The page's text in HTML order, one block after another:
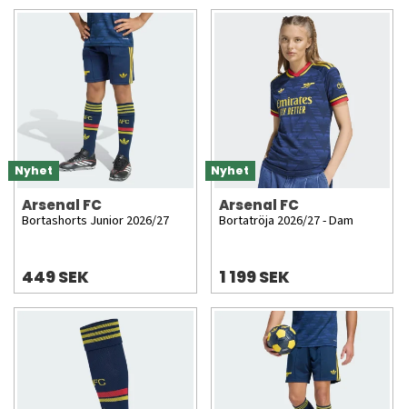
Nyhet
Arsenal FC
Bortashorts Junior 2026/27
449 SEK
Nyhet
Arsenal FC
Bortatröja 2026/27 - Dam
1 199 SEK